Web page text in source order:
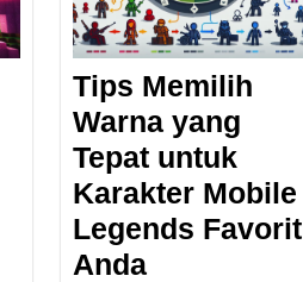
Tips Memilih
Warna yang
Tepat untuk
Karakter Mobile
Legends Favorit
Anda